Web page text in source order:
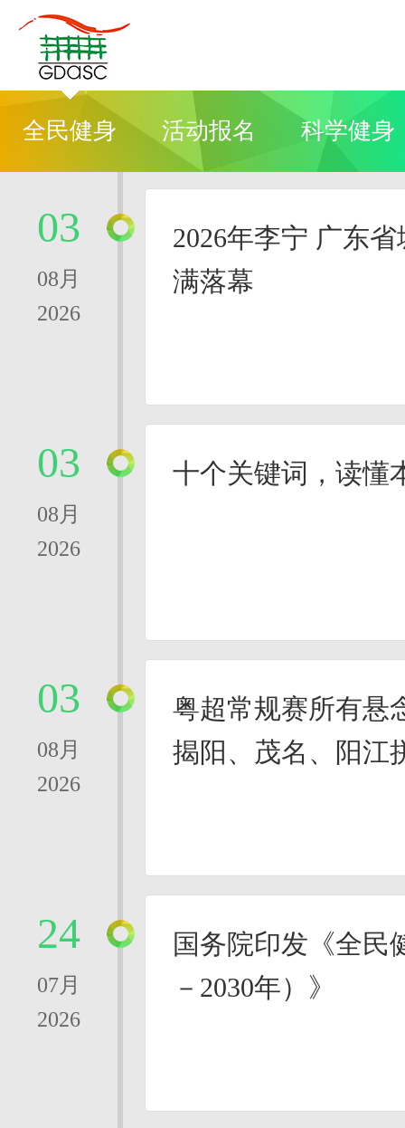
全民健身 活动报名 科学健身
03
08月
2026
2026年李宁 广东
满落幕
03
08月
2026
十个关键词，读懂
03
08月
2026
粤超常规赛所有悬
揭阳、茂名、阳江
24
07月
2026
国务院印发《全民
－2030年）》